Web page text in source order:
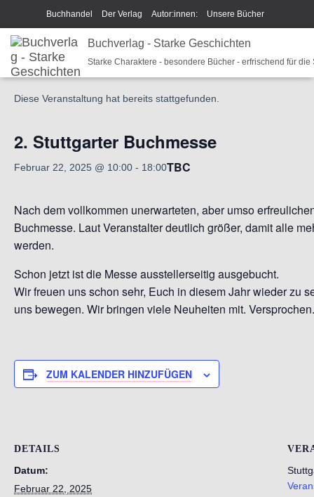
Buchhandel Der Verlag Autor:innen: Unsere Bücher
Ich beschreibe Dir mein Buch Shop Team News
Unsere Philosophie
Widerrufsrecht und Rückgaberecht Termine u Veranstaltungen
Buchverlag - Starke Geschichten
Starke Charaktere - besondere Bücher - erfrischend für die
« Alle Veranstaltungen
Diese Veranstaltung hat bereits stattgefunden.
2. Stuttgarter Buchmesse
Februar 22, 2025 @ 10:00 - 18:00TBC
Nach dem vollkommen unerwarteten, aber umso
Buchmesse. Laut Veranstalter deutlich größer, damit alle
werden.
Schon jetzt ist die Messe ausstellerseitig ausgebucht.
Wir freuen uns schon sehr, Euch in diesem Jahr wieder zu
uns bewegen. Wir bringen viele Neuheiten mit. Versprochen.
ZUM KALENDER HINZUFÜGEN
DETAILS
Datum:
Februar 22, 2025